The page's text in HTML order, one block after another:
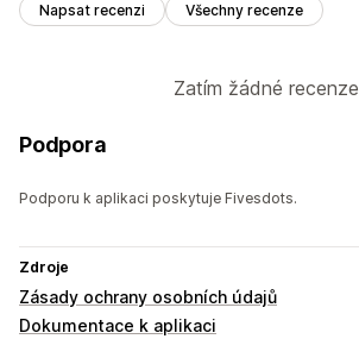
Napsat recenzi Všechny recenze
Zatím žádné recenze
Podpora
Podporu k aplikaci poskytuje Fivesdots.
Zdroje
Zásady ochrany osobních údajů
Dokumentace k aplikaci